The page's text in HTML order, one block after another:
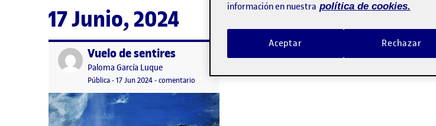
17 Junio, 2024
Publicado porVuelo de sentires
Publicado por
Paloma García Luque
Visibilidad:
Pública-Fecha de publicación
17 Jun 202417 junio, 2024 5:34 pm
-comentario en Vuelo de sentires
información en nuestra política de cookies.
Rechazar
Aceptar